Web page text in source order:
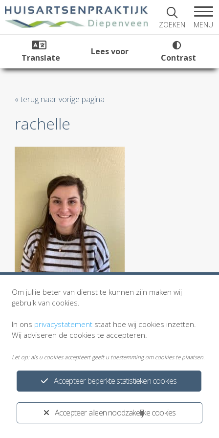
ZOEKEN MENU
Translate
Lees voor
Contrast
« terug naar vorige pagina
rachelle
Privacystatement Cookiewetgeving Disclaimer
Ontwikkeld door: Yardzorgsites.nl
Accepteer alleen noodzakelijke cookies
Accepteer beperkte statistieken cookies
Om jullie beter van dienst te kunnen zijn maken wij
gebruik van cookies.
In ons privacystatement staat hoe wij cookies inzetten.
Wij adviseren de cookies te accepteren.
Let op: als u cookies accepteert geeft u toestemming om cookies te plaatsen.